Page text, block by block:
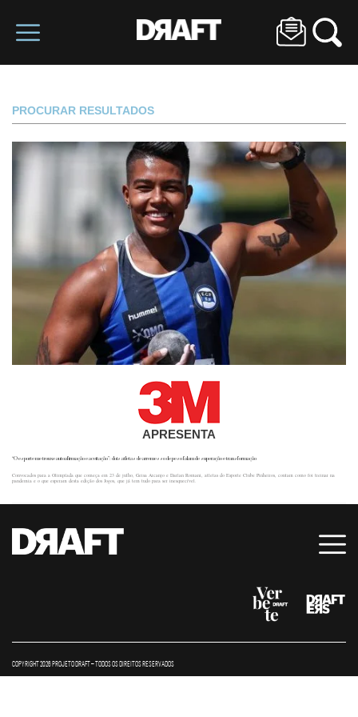
PROCURAR RESULTADOS
APRESENTA
“O esporte me trouxe autoafirmação e aceitação”: dois atletas de arremesso de peso falam de superação e transformação
Convocados para a Olimpíada que começa em 23 de julho, Geisa Arcanjo e Darlan Romani, atletas do Esporte Clube Pinheiros, contam como foi treinar na
pandemia e o que esperam desta edição dos Jogos, que já tem tudo para ser inesquecível.
COPYRIGHT 2026 PROJETO DRAFT – TODOS OS DIREITOS RESERVADOS